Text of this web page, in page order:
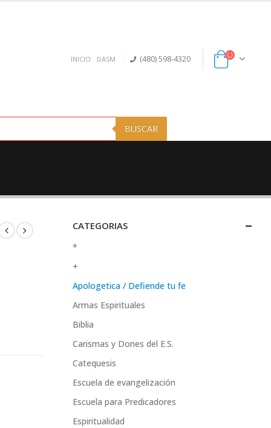
INICIO DASM (480) 598-4320
BUSCAR
CATEGORIAS
*
+
Apologetica / Defiende tu fe
Armas Espirituales
Biblia
Carismas y Dones del E.S.
Catequesis
Escuela de evangelización
Escuela para Predicadores
Espiritualidad